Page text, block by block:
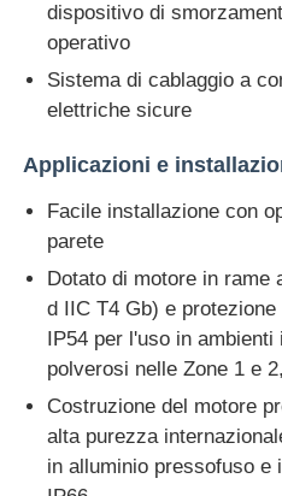
dispositivo di
operativo
Sistema di cablaggio a
elettriche sicure
Applicazioni e
Facile installazione con
parete
Dotato di motore in rame
d IIC T4 Gb) e
IP54 per l'uso in
polverosi nelle Zone 1 e
Costruzione del motore
alta purezza
in alluminio pressofuso e